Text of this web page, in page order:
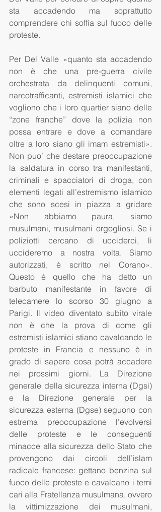
sta accadendo ma soprattutto
comprendere chi soffia sul fuoco delle
proteste.
Per Del Valle «quanto sta accadendo
non è che una pre-guerra civile
orchestrata da delinquenti comuni,
narcotrafficanti, estremisti islamici che
vogliono che i loro quartier siano delle
“zone franche” dove la polizia non
possa entrare e dove a comandare
oltre a loro siano gli imam estremisti».
Non puo’ che destare preoccupazione
la saldatura in corso tra manifestanti,
criminali e spacciatori di droga, con
elementi legati all’estremismo islamico
che sono scesi in piazza a gridare
«Non abbiamo paura, siamo
musulmani, musulmani orgogliosi. Se i
poliziotti cercano di ucciderci, li
uccideremo a nostra volta. Siamo
autorizzati, è scritto nel Corano».
Questo è quello che ha detto un
barbuto manifestante in favore di
telecamere lo scorso 30 giugno a
Parigi. Il video diventato subito virale
non è che la prova di come gli
estremisti islamici stiano cavalcando le
proteste in Francia e nessuno è in
grado di sapere cosa potrà accadere
nei prossimi giorni. La Direzione
generale della sicurezza interna (Dgsi)
e la Direzione generale per la
sicurezza esterna (Dgse) seguono con
estrema preoccupazione l’evolversi
delle proteste e le conseguenti
minacce alla sicurezza dello Stato che
provengono dai circoli dell’islam
radicale francese: gettano benzina sul
fuoco delle proteste e cavalcano i temi
cari alla Fratellanza musulmana, ovvero
la vittimizzazione dei musulmani,